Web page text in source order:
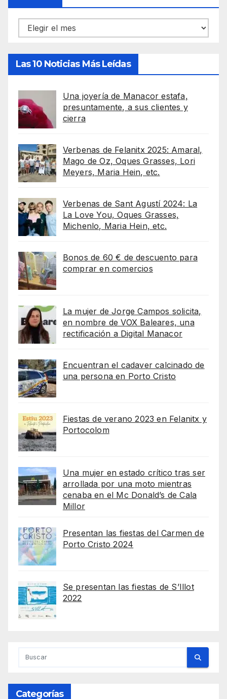
Archivos
Las 10 Noticias Más Leídas
Una joyería de Manacor estafa,
presuntamente, a sus clientes y
cierra
Verbenas de Felanitx 2025: Amaral,
Mago de Oz, Oques Grasses, Lori
Meyers, Maria Hein, etc.
Verbenas de Sant Agustí 2024: La
La Love You, Oques Grasses,
Michenlo, Maria Hein, etc.
Bonos de 60 € de descuento para
comprar en comercios
La mujer de Jorge Campos solicita,
en nombre de VOX Baleares, una
rectificación a Digital Manacor
Encuentran el cadaver calcinado de
una persona en Porto Cristo
Fiestas de verano 2023 en Felanitx y
Portocolom
Una mujer en estado crítico tras ser
arrollada por una moto mientras
cenaba en el Mc Donald’s de Cala
Millor
Presentan las fiestas del Carmen de
Porto Cristo 2024
Se presentan las fiestas de S’Illot
2022
Categorías